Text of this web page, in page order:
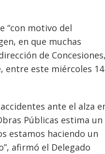
“con motivo del
en que muchas
de Concesiones,
entre este miércoles
ante el alza
Públicas estima un
estamos haciendo un
afirmó el Delegado